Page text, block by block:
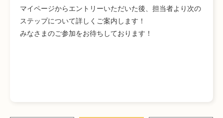
マイページからエントリーいただいた後、担当者より次の
ステップについて詳しくご案内します！
みなさまのご参加をお待ちしております！